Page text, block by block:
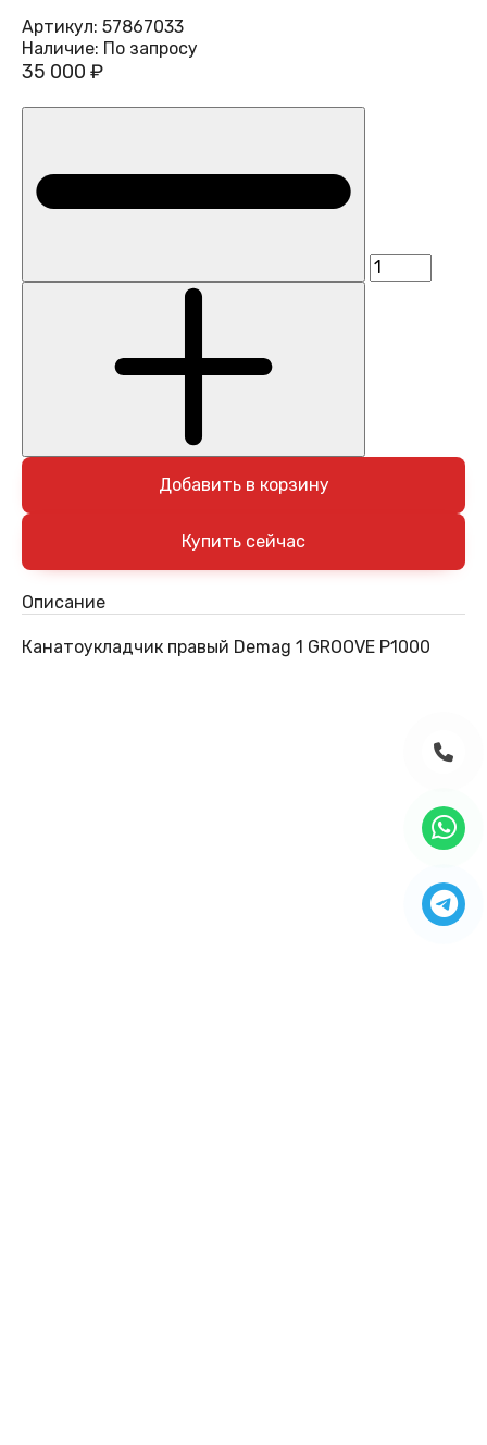
Артикул: 57867033
Наличие: По запросу
35 000 ₽
Добавить в корзину
Описание
Канатоукладчик правый Demag 1 GROOVE P1000